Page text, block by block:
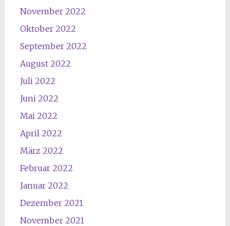
November 2022
Oktober 2022
September 2022
August 2022
Juli 2022
Juni 2022
Mai 2022
April 2022
März 2022
Februar 2022
Januar 2022
Dezember 2021
November 2021